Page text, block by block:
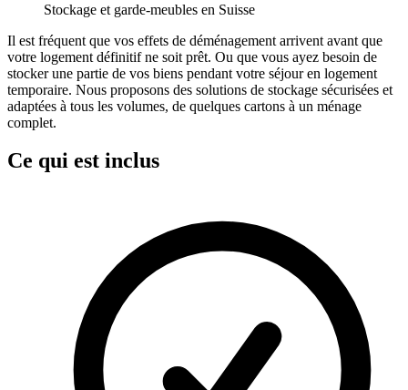
Stockage et garde-meubles en Suisse
Il est fréquent que vos effets de déménagement arrivent avant que
votre logement définitif ne soit prêt. Ou que vous ayez besoin de
stocker une partie de vos biens pendant votre séjour en logement
temporaire. Nous proposons des solutions de stockage sécurisées et
adaptées à tous les volumes, de quelques cartons à un ménage
complet.
Ce qui est inclus